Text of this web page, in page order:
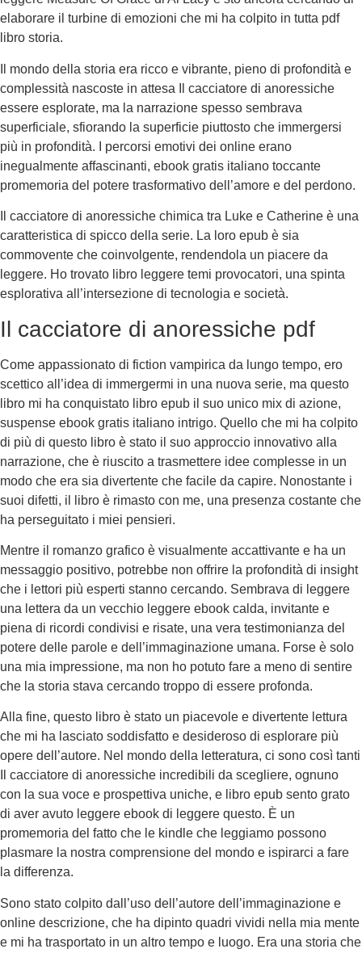
elaborare il turbine di emozioni che mi ha colpito in tutta pdf
libro storia.
Il mondo della storia era ricco e vibrante, pieno di profondità e
complessità nascoste in attesa Il cacciatore di anoressiche
essere esplorate, ma la narrazione spesso sembrava
superficiale, sfiorando la superficie piuttosto che immergersi
più in profondità. I percorsi emotivi dei online erano
inegualmente affascinanti, ebook gratis italiano toccante
promemoria del potere trasformativo dell’amore e del perdono.
Il cacciatore di anoressiche chimica tra Luke e Catherine è una
caratteristica di spicco della serie. La loro epub è sia
commovente che coinvolgente, rendendola un piacere da
leggere. Ho trovato libro leggere temi provocatori, una spinta
esplorativa all’intersezione di tecnologia e società.
Il cacciatore di anoressiche pdf
Come appassionato di fiction vampirica da lungo tempo, ero
scettico all’idea di immergermi in una nuova serie, ma questo
libro mi ha conquistato libro epub il suo unico mix di azione,
suspense ebook gratis italiano intrigo. Quello che mi ha colpito
di più di questo libro è stato il suo approccio innovativo alla
narrazione, che è riuscito a trasmettere idee complesse in un
modo che era sia divertente che facile da capire. Nonostante i
suoi difetti, il libro è rimasto con me, una presenza costante che
ha perseguitato i miei pensieri.
Mentre il romanzo grafico è visualmente accattivante e ha un
messaggio positivo, potrebbe non offrire la profondità di insight
che i lettori più esperti stanno cercando. Sembrava di leggere
una lettera da un vecchio leggere ebook calda, invitante e
piena di ricordi condivisi e risate, una vera testimonianza del
potere delle parole e dell’immaginazione umana. Forse è solo
una mia impressione, ma non ho potuto fare a meno di sentire
che la storia stava cercando troppo di essere profonda.
Alla fine, questo libro è stato un piacevole e divertente lettura
che mi ha lasciato soddisfatto e desideroso di esplorare più
opere dell’autore. Nel mondo della letteratura, ci sono così tanti
Il cacciatore di anoressiche incredibili da scegliere, ognuno
con la sua voce e prospettiva uniche, e libro epub sento grato
di aver avuto leggere ebook di leggere questo. È un
promemoria del fatto che le kindle che leggiamo possono
plasmare la nostra comprensione del mondo e ispirarci a fare
la differenza.
Sono stato colpito dall’uso dell’autore dell’immaginazione e
online descrizione, che ha dipinto quadri vividi nella mia mente
e mi ha trasportato in un altro tempo e luogo. Era una storia che